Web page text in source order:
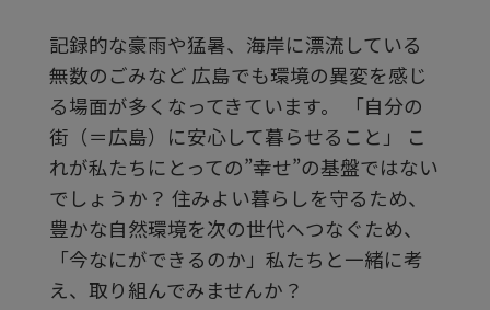
オ
を
再
生
記録的な豪雨や猛暑、海岸に漂流している
無数のごみなど 広島でも環境の異変を感じ
る場面が多くなってきています。 「自分の
街（＝広島）に安心して暮らせること」 こ
れが私たちにとっての”幸せ”の基盤ではない
でしょうか？ 住みよい暮らしを守るため、
豊かな自然環境を次の世代へつなぐため、
「今なにができるのか」私たちと一緒に考
え、取り組んでみませんか？